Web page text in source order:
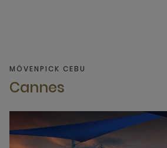
MÖVENPICK CEBU
Cannes